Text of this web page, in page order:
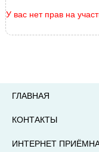
У вас нет прав на
ГЛАВНАЯ
КОНТАКТЫ
ИНТЕРНЕТ